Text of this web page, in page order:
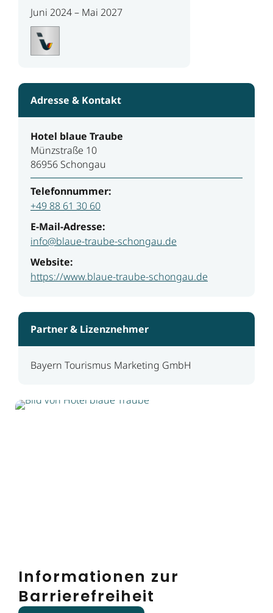
Juni 2024 – Mai 2027
Adresse & Kontakt
Hotel blaue Traube
Münzstraße 10
86956 Schongau
Telefonnummer:
+49 88 61 30 60
E-Mail-Adresse:
info@blaue-traube-schongau.de
Website:
https://www.blaue-traube-schongau.de
Partner & Lizenznehmer
Bayern Tourismus Marketing GmbH
Informationen zur
Barrierefreiheit